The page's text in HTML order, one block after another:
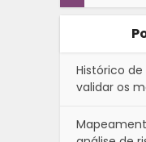
Histórico
validar os